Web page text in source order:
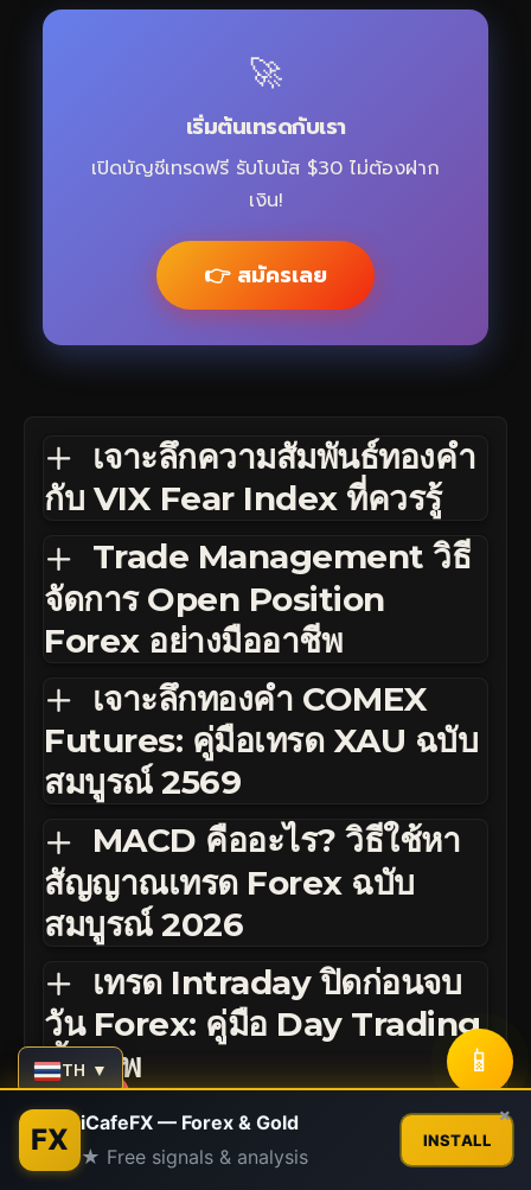
🚀
เริ่มต้นเทรดกับเรา
เปิดบัญชีเทรดฟรี รับโบนัส $30 ไม่ต้องฝาก
เงิน!
👉 สมัครเลย
เจาะลึกความสัมพันธ์ทองคำ
กับ VIX Fear Index ที่ควรรู้
Trade Management วิธี
จัดการ Open Position
Forex อย่างมืออาชีพ
เจาะลึกทองคำ COMEX
Futures: คู่มือเทรด XAU ฉบับ
สมบูรณ์ 2569
MACD คืออะไร? วิธีใช้หา
สัญญาณเทรด Forex ฉบับ
สมบูรณ์ 2026
เทรด Intraday ปิดก่อนจบ
วัน Forex: คู่มือ Day Trading
ขั้นเทพ
TH ▼ 📱
FX iCafeFX — Forex & Gold
★ Free signals & analysis
INSTALL
×
Contact us
Open